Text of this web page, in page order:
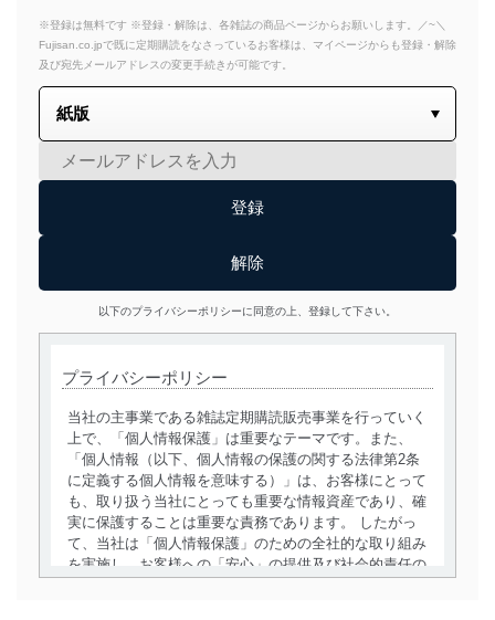
※登録は無料です ※登録・解除は、各雑誌の商品ページからお願いします。／~＼
Fujisan.co.jpで既に定期購読をなさっているお客様は、マイページからも登録・解除
及び宛先メールアドレスの変更手続きが可能です。
以下のプライバシーポリシーに同意の上、登録して下さい。
プライバシーポリシー
当社の主事業である雑誌定期購読販売事業を行っていく
上で、「個人情報保護」は重要なテーマです。また、
「個人情報（以下、個人情報の保護の関する法律第2条
に定義する個人情報を意味する）」は、お客様にとって
も、取り扱う当社にとっても重要な情報資産であり、確
実に保護することは重要な責務であります。 したがっ
て、当社は「個人情報保護」のための全社的な取り組み
を実施し、お客様への「安心」の提供及び社会的責任の